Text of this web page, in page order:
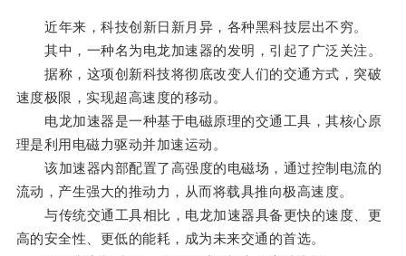
近年来，科技创新日新月异，各种黑科技层出不穷。
其中，一种名为电龙加速器的发明，引起了广泛关注。
据称，这项创新科技将彻底改变人们的交通方式，突破
速度极限，实现超高速度的移动。
电龙加速器是一种基于电磁原理的交通工具，其核心原
理是利用电磁力驱动并加速运动。
该加速器内部配置了高强度的电磁场，通过控制电流的
流动，产生强大的推动力，从而将载具推向极高速度。
与传统交通工具相比，电龙加速器具备更快的速度、更
高的安全性、更低的能耗，成为未来交通的首选。